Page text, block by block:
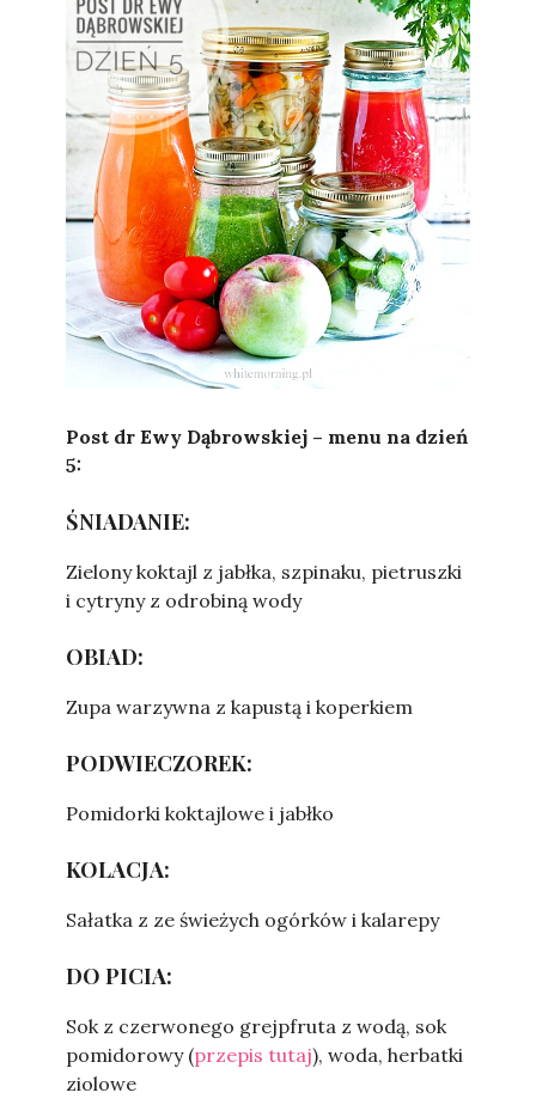
Post dr Ewy Dąbrowskiej – menu na dzień
5:
ŚNIADANIE:
Zielony koktajl z jabłka, szpinaku, pietruszki
i cytryny z odrobiną wody
OBIAD:
Zupa warzywna z kapustą i koperkiem
PODWIECZOREK:
Pomidorki koktajlowe i jabłko
KOLACJA:
Sałatka z ze świeżych ogórków i kalarepy
DO PICIA:
Sok z czerwonego grejpfruta z wodą, sok
pomidorowy (przepis tutaj), woda, herbatki
ziolowe